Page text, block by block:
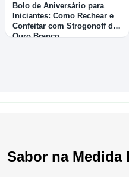
Bolo de Aniversário para
Iniciantes: Como Rechear e
Confeitar com Strogonoff de
Ouro Branco
Sabor na Medida